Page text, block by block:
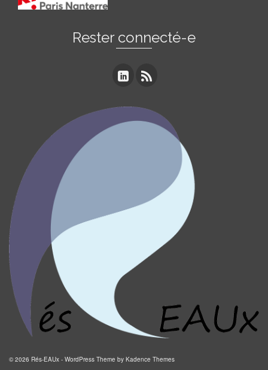
Rester connecté-e
© 2026 Rés-EAUx - WordPress Theme by Kadence Themes